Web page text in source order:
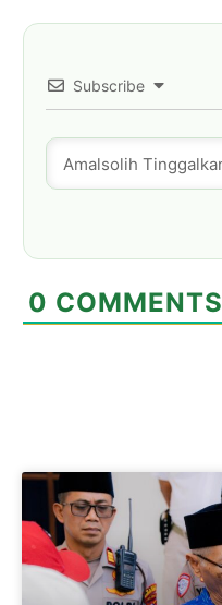
Subscribe
0 COMMENTS